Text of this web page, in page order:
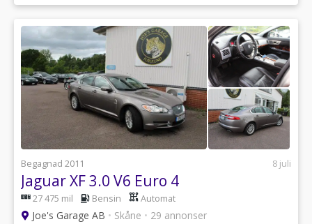
Begagnad 2011 8 juli
Jaguar XF 3.0 V6 Euro 4
27 475 mil Bensin Automat
Joe's Garage AB • Skåne • 29 annonser